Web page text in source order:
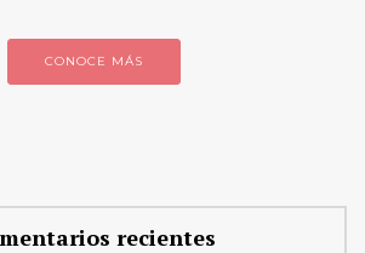
CONOCE MÁS
recientes